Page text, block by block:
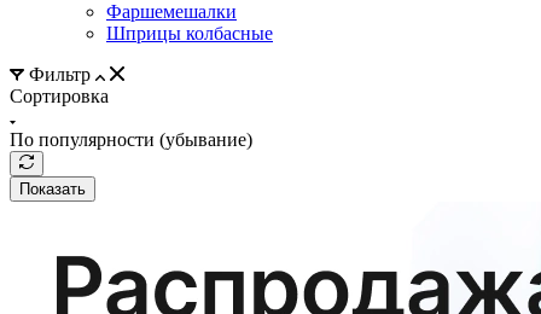
Фаршемешалки
Шприцы колбасные
Фильтр
Сортировка
По популярности (убывание)
Показать